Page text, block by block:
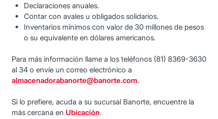
Declaraciones anuales.
Contar con avales u obligados solidarios.
Inventarios mínimos con valor de 30 millones de pesos
o su equivalente en dólares americanos.
Para más información llame a los teléfonos (81) 8369-3630
al 34 o envíe un correo electrónico a
almacenadorabanorte@banorte.com.
Si lo prefiere, acuda a su sucursal Banorte, encuentre la
más cercana en Ubicación.